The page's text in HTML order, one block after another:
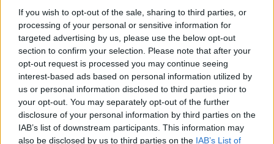
If you wish to opt-out of the sale, sharing to third parties, or
processing of your personal or sensitive information for
targeted advertising by us, please use the below opt-out
section to confirm your selection. Please note that after your
opt-out request is processed you may continue seeing
interest-based ads based on personal information utilized by
us or personal information disclosed to third parties prior to
your opt-out. You may separately opt-out of the further
disclosure of your personal information by third parties on the
IAB’s list of downstream participants. This information may
also be disclosed by us to third parties on the IAB’s List of
Négy nappal a benzinkutak rejtélyes leállása után aztán
hekkerek betörtek az izraeli LMBTQ közösségében rendkívül
népszerű Atraf nevű társ- és bulikereső oldal, illetve a Machon
Mor izraeli magánegészségügyi szolgáltató rendszerébe.
A két helyről összesen nagyjából 1,5 millió izraeli – azaz az
ország lakosságának nagyjából 16 százalékának –személyes
adatait lopták el kezdve azzal, hogy ki
milyen szexuális irányultságúnak vallja magát,